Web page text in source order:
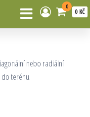
0
0 KČ
nebo radiální
terénu.